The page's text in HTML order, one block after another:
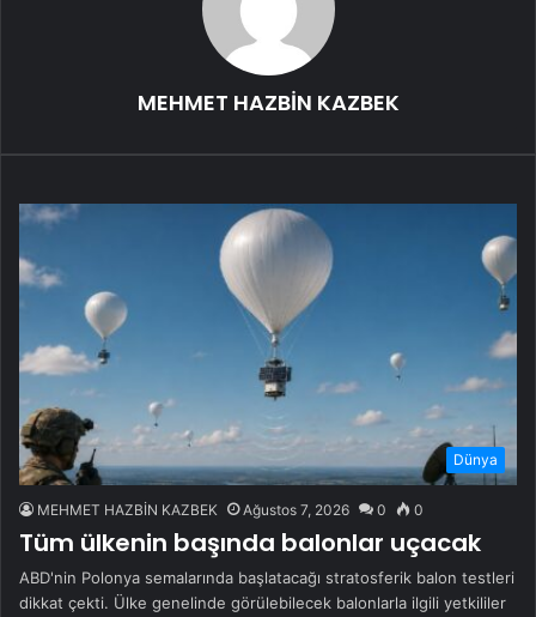
MEHMET HAZBİN KAZBEK
Dünya
MEHMET HAZBİN KAZBEK Ağustos 7, 2026 0 0
Tüm ülkenin başında balonlar uçacak
ABD'nin Polonya semalarında başlatacağı stratosferik balon testleri
dikkat çekti. Ülke genelinde görülebilecek balonlarla ilgili yetkililer